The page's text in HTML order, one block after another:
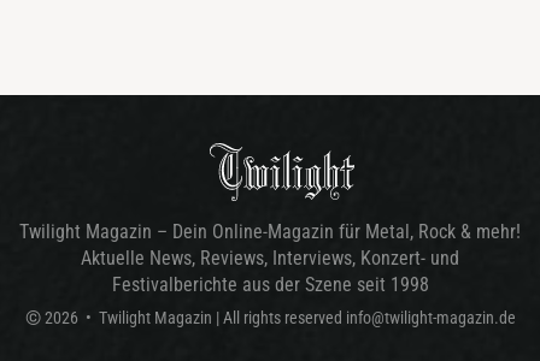
Twilight Magazin – Dein Online-Magazin für Metal, Rock & mehr!
Aktuelle News, Reviews, Interviews, Konzert- und
Festivalberichte aus der Szene seit 1998
© 2026 • Twilight Magazin | All rights reserved info@twilight-magazin.de